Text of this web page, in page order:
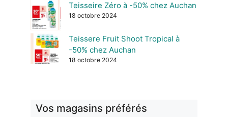
Teisseire Zéro à -50% chez Auchan
18 octobre 2024
Teissere Fruit Shoot Tropical à
-50% chez Auchan
18 octobre 2024
Vos magasins préférés